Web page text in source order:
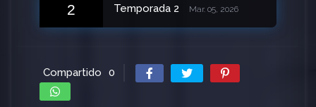
2 Temporada 2 Mar. 05, 2026
Compartido 0